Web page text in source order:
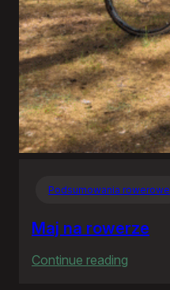
Podsumowania rowerowe
Maj na rowerze
Continue reading